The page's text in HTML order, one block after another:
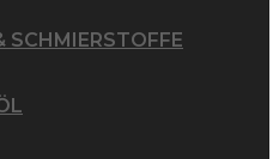
SCHMIERSTOFFE